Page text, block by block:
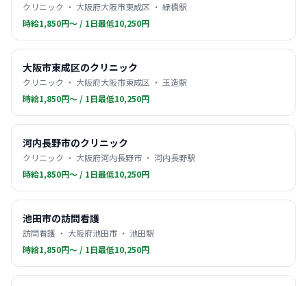
クリニック ・ 大阪府大阪市東成区 ・ 緑橋駅
時給1,850円〜 / 1日最低10,250円
大阪市東成区のクリニック
クリニック ・ 大阪府大阪市東成区 ・ 玉造駅
時給1,850円〜 / 1日最低10,250円
河内長野市のクリニック
クリニック ・ 大阪府河内長野市 ・ 河内長野駅
時給1,850円〜 / 1日最低10,250円
池田市の訪問看護
訪問看護 ・ 大阪府池田市 ・ 池田駅
時給1,850円〜 / 1日最低10,250円